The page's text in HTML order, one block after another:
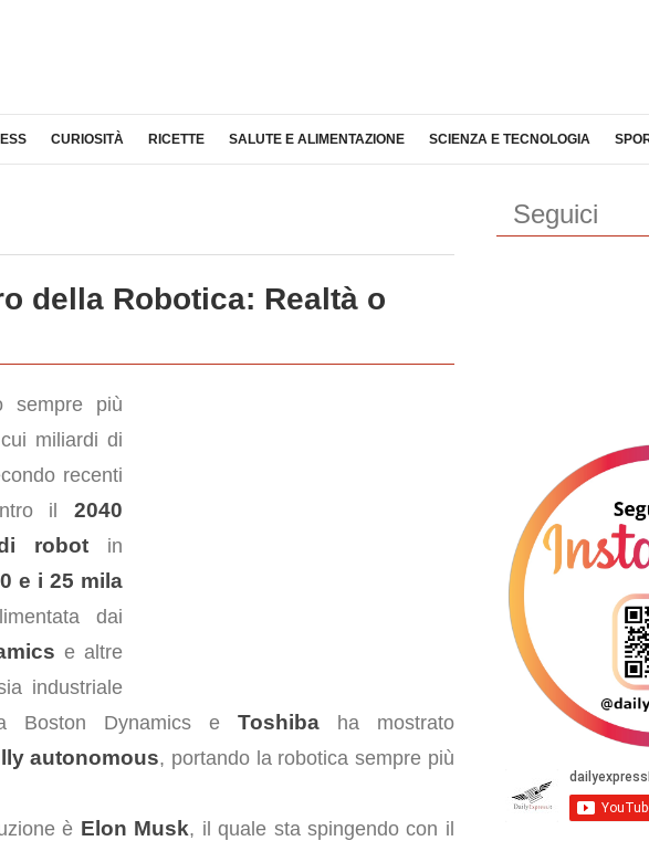
CURIOSITÀ RICETTE SALUTE E ALIMENTAZIONE SCIENZA E TECNOLOGIA
della Robotica: Realtà o
sempre più
miliardi di
recenti
il 2040
robotin
e i 25 mila
dai
e altre
industriale
Boston Dynamics eToshiba ha mostrato
autonomous, portando la robotica sempre più
è Elon Musk, il quale sta spingendo con il
Seguici